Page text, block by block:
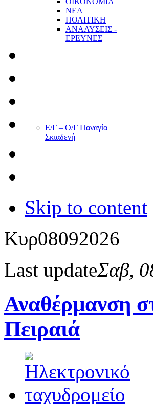
ΝΕΑ
ΠΟΛΙΤΙΚΗ
ΑΝΑΛΥΣΕΙΣ -
ΕΡΕΥΝΕΣ
Ε/Γ – Ο/Γ Παναγία
Σκιαδενή
Skip to content
Κυρ08092026
Last updateΣαβ,
Αναθέρμανση
Πειραιά